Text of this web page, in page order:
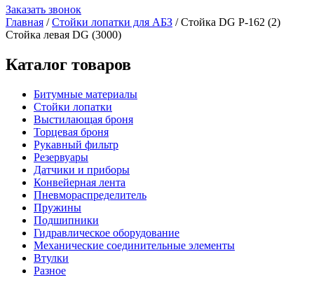
Заказать звонок
Главная /Стойки лопатки для АБЗ / Стойка DG Р-162 (2)
Стойка левая DG (3000)
Каталог товаров
Битумные материалы
Стойки лопатки
Выстилающая броня
Торцевая броня
Рукавный фильтр
Резервуары
Датчики и приборы
Конвейерная лента
Пневмораспределитель
Пружины
Подшипники
Гидравлическое оборудование
Механические соединительные элементы
Втулки
Разное